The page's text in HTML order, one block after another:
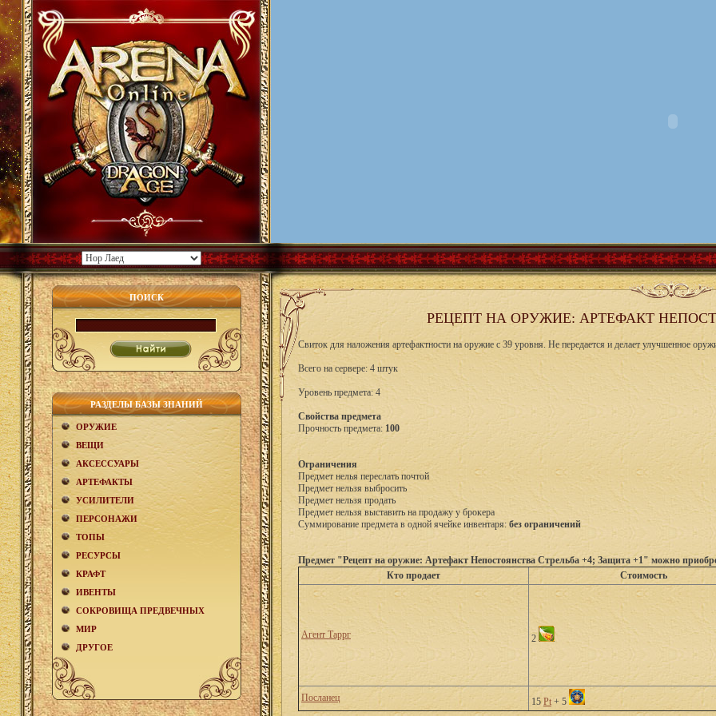
ПОИСК
РАЗДЕЛЫ БАЗЫ ЗНАНИЙ
ОРУЖИЕ
ВЕЩИ
АКCЕСCУАРЫ
АРТЕФАКТЫ
УСИЛИТЕЛИ
ПЕРСОНАЖИ
ТОПЫ
РЕСУРСЫ
КРАФТ
ИВЕНТЫ
СОКРОВИЩА ПРЕДВЕЧНЫХ
МИР
ДРУГОЕ
РЕЦЕПТ НА ОРУЖИЕ: АРТЕФАКТ
Свиток для наложения артефактности на оружие с 39 уровня. Не передается и делает улучшенное
Всего на сервере: 4 штук
Уровень предмета: 4
Свойства предмета
Прочность предмета: 100
Ограничения
Предмет нелья переслать почтой
Предмет нельзя выбросить
Предмет нельзя продать
Предмет нельзя выставить на продажу у брокера
Суммирование предмета в одной ячейке инвентаря: без ограничений
Предмет "Рецепт на оружие: Артефакт Непостоянства Стрельба +4; Защита +1" можно
Кто продает
Стоимость
Агент Таррг 2
Посланец 15 Pt + 5